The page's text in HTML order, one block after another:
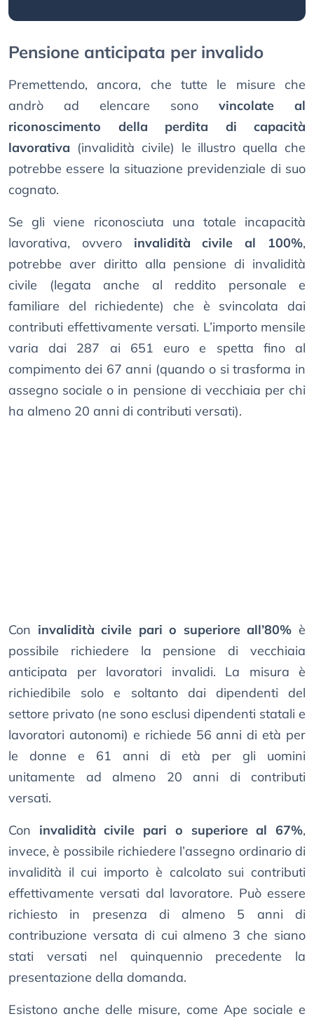
Pensione anticipata per invalido
Premettendo, ancora, che tutte le misure che
andrò ad elencare sono vincolate al
riconoscimento della perdita di capacità
lavorativa (invalidità civile) le illustro quella che
potrebbe essere la situazione previdenziale di suo
cognato.
Se gli viene riconosciuta una totale incapacità
lavorativa, ovvero invalidità civile al 100%,
potrebbe aver diritto alla pensione di invalidità
civile (legata anche al reddito personale e
familiare del richiedente) che è svincolata dai
contributi effettivamente versati. L’importo mensile
varia dai 287 ai 651 euro e spetta fino al
compimento dei 67 anni (quando o si trasforma in
assegno sociale o in pensione di vecchiaia per chi
ha almeno 20 anni di contributi versati).
Con invalidità civile pari o superiore all’80% è
possibile richiedere la pensione di vecchiaia
anticipata per lavoratori invalidi. La misura è
richiedibile solo e soltanto dai dipendenti del
settore privato (ne sono esclusi dipendenti statali e
lavoratori autonomi) e richiede 56 anni di età per
le donne e 61 anni di età per gli uomini
unitamente ad almeno 20 anni di contributi
versati.
Con invalidità civile pari o superiore al 67%,
invece, è possibile richiedere l’assegno ordinario di
invalidità il cui importo è calcolato sui contributi
effettivamente versati dal lavoratore. Può essere
richiesto in presenza di almeno 5 anni di
contribuzione versata di cui almeno 3 che siano
stati versati nel quinquennio precedente la
presentazione della domanda.
Esistono anche delle misure, come Ape sociale e